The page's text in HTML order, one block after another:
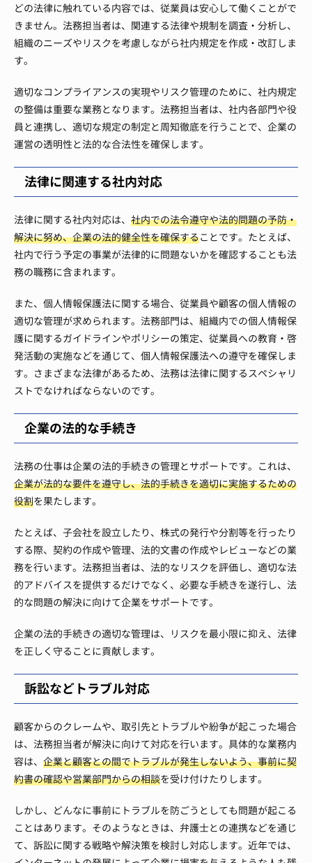
どの法律に触れている内容では、従業員は安心して働くことがで
きません。法務担当者は、関連する法律や規制を調査・分析し、
組織のニーズやリスクを考慮しながら社内規定を作成・改訂しま
す。
適切なコンプライアンスの実現やリスク管理のために、社内規定
の整備は重要な業務となります。法務担当者は、社内各部門や役
員と連携し、適切な規定の制定と周知徹底を行うことで、企業の
運営の透明性と法的な合法性を確保します。
法律に関連する社内対応
法律に関する社内対応は、 社内での法令遵守や法的問題の予防・
解決に努め、企業の法的健全性を確保することです。たとえば、
社内で行う予定の事業が法律的に問題ないかを確認することも法
務の職務に含まれます。
また、個人情報保護法に関する場合、従業員や顧客の個人情報の
適切な管理が求められます。法務部門は、組織内での個人情報保
護に関するガイドラインやポリシーの策定、従業員への教育・啓
発活動の実施などを通じて、個人情報保護法への遵守を確保しま
す。さまざまな法律があるため、法務は法律に関するスペシャリ
ストでなければならないのです。
企業の法的な手続き
法務の仕事は企業の法的手続きの管理とサポートです。これは、
企業が法的な要件を遵守し、法的手続きを適切に実施するための
役割を果たします。
たとえば、子会社を設立したり、株式の発行や分割等を行ったり
する際、契約の作成や管理、法的文書の作成やレビューなどの業
務を行います。法務担当者は、法的なリスクを評価し、適切な法
的アドバイスを提供するだけでなく、必要な手続きを遂行し、法
的な問題の解決に向けて企業をサポートです。
企業の法的手続きの適切な管理は、リスクを最小限に抑え、法律
を正しく守ることに貢献します。
訴訟などトラブル対応
顧客からのクレームや、取引先とトラブルや紛争が起こった場合
は、法務担当者が解決に向けて対応を行います。具体的な業務内
容は、 企業と顧客との間でトラブルが発生しないよう、事前に契
約書の確認や営業部門からの相談を受け付けたりします。
しかし、どんなに事前にトラブルを防ごうとしても問題が起こる
ことはあります。そのようなときは、弁護士との連携などを通じ
て、訴訟に関する戦略や解決策を検討し対応します。近年では、